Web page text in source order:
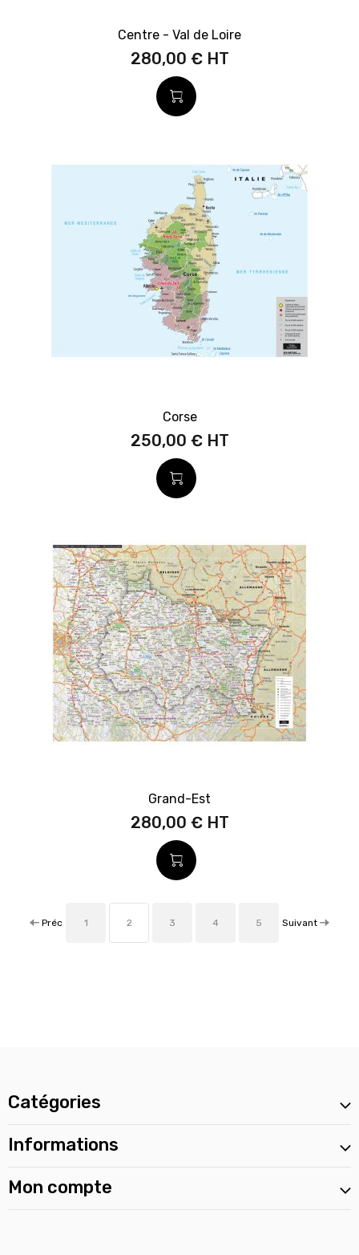
Centre - Val de Loire
280,00 €
Corse
250,00 €
Grand-Est
280,00 €
Préc 1 2 3 4 5 Suivant
Catégories
Informations
Mon compte